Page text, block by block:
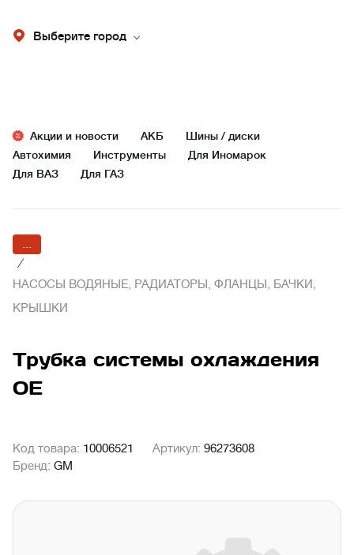
Выберите город
Акции и новости АКБ
Шины / диски
Автохимия
Инструменты
Для Иномарок
Для ВАЗ
Для ГАЗ
...
/
НАСОСЫ ВОДЯНЫЕ, РАДИАТОРЫ, ФЛАНЦЫ, БАЧКИ,
КРЫШКИ
Трубка системы охлаждения
ОЕ
Код товара: 10006521 Артикул: 96273608
Бренд: GM